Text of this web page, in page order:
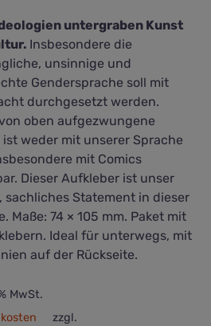
untergraben Kunst
Insbesondere die
unsinnige und
Gendersprache soll mit
durchgesetzt werden.
oben aufgezwungene
ist weder mit unserer Sprache
mit Comics
Dieser Aufkleber ist unser
sachliches Statement in dieser
Maße: 74 × 105 mm. Paket mit
Ideal für unterwegs, mit
auf der Rückseite.
MwSt.
zzgl.